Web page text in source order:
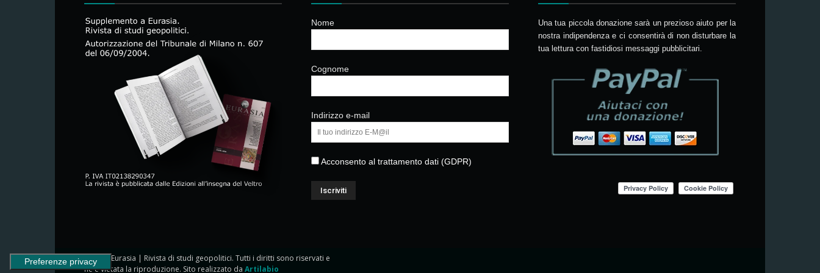
Nome
Cognome
Indirizzo e-mail
Acconsento al trattamento dati (GDPR)
Una tua piccola donazione sarà un prezioso aiuto per la
nostra indipendenza e ci consentirà di non disturbare la
tua lettura con fastidiosi messaggi pubblicitari.
© 2024 Eurasia | Rivista di studi geopolitici. Tutti i diritti sono riservati e
ne è vietata la riproduzione. Sito realizzato da Artilabio